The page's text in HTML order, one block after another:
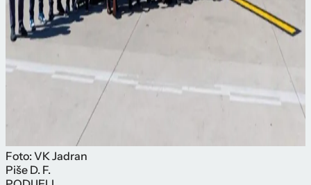
Foto: VK Jadran
Piše D. F.